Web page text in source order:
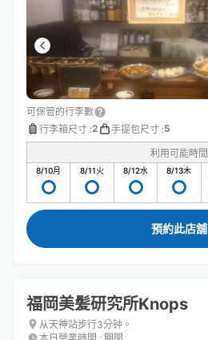
可保管的行李數
行李箱尺寸 :2 手提包尺寸 :5
利用可能時間
8/10月 8/11火 8/12水 8/13木
預約此店舖
福岡美髪研究所Knops
从天神站步行3分钟。